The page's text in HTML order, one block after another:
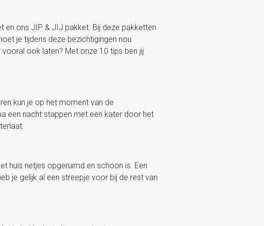
en ons JIP & JIJ pakket. Bij deze pakketten
je tijdens deze bezichtigingen nou
ook laten? Met onze 10 tips ben jij
kun je op het moment van de
een nacht stappen met een kater door het
huis netjes opgeruimd en schoon is. Een
je gelijk al een streepje voor bij de rest van